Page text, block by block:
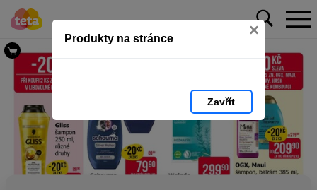
Produkty na stránce ×
Zavřít